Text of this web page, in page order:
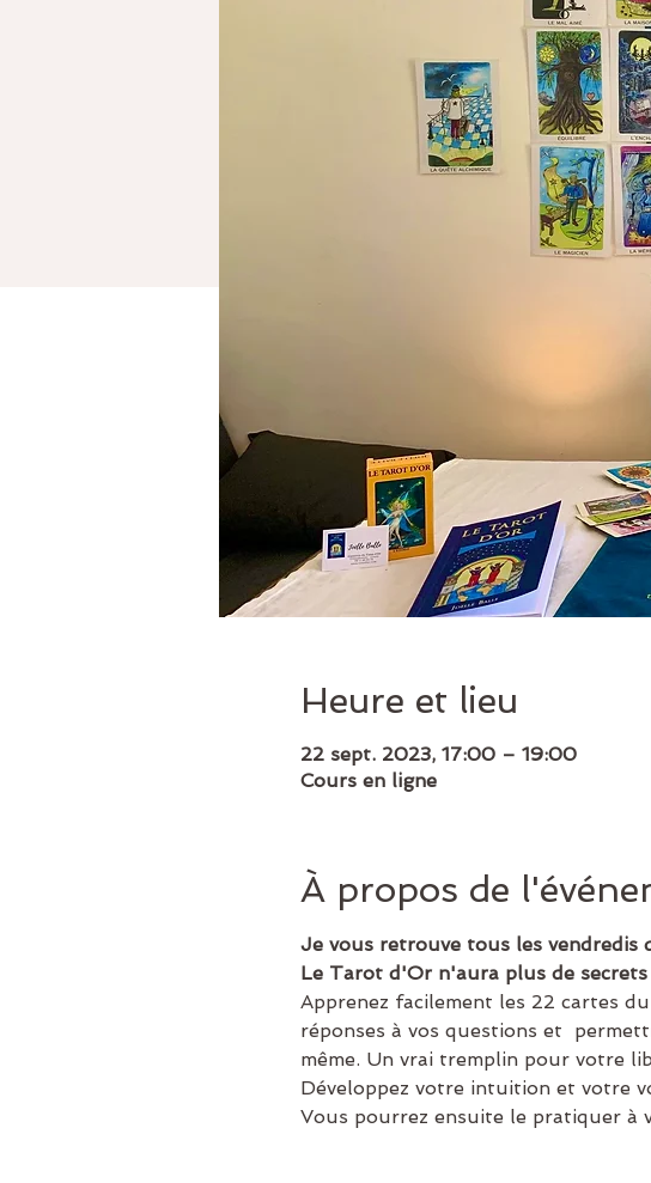
Heure et lieu
22 sept. 2023, 17:00 – 19:00
Cours en ligne
À propos de
Je vous retrouve tous les vendredis
Le Tarot d'Or n'aura plus de
Apprenez facilement les 22 cartes du
réponses à vos questions et
même. Un vrai tremplin pour votre
Développez votre intuition et votre
Vous pourrez ensuite le pratiquer à